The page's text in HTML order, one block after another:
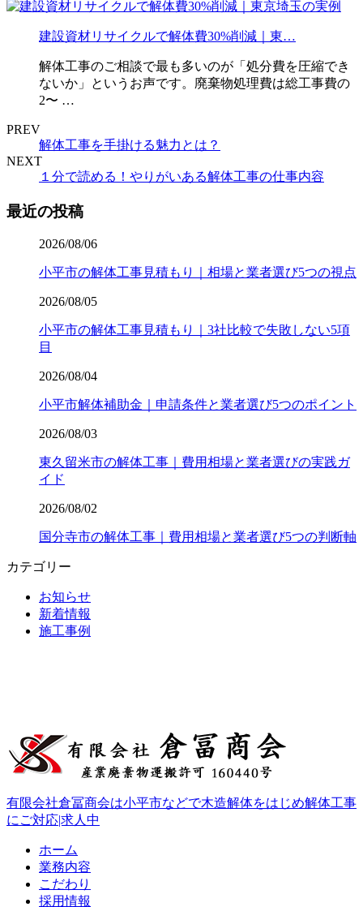
建設資材リサイクルで解体費30%削減｜東…
解体工事のご相談で最も多いのが「処分費を圧縮でき
ないか」というお声です。廃棄物処理費は総工事費の
2〜 …
PREV
解体工事を手掛ける魅力とは？
NEXT
１分で読める！やりがいある解体工事の仕事内容
最近の投稿
2026/08/06
小平市の解体工事見積もり｜相場と業者選び5つの視点
2026/08/05
小平市の解体工事見積もり｜3社比較で失敗しない5項
目
2026/08/04
小平市解体補助金｜申請条件と業者選び5つのポイント
2026/08/03
東久留米市の解体工事｜費用相場と業者選びの実践ガ
イド
2026/08/02
国分寺市の解体工事｜費用相場と業者選び5つの判断軸
カテゴリー
お知らせ
新着情報
施工事例
有限会社倉冨商会は小平市などで木造解体をはじめ解体工事
にご対応|求人中
ホーム
業務内容
こだわり
採用情報